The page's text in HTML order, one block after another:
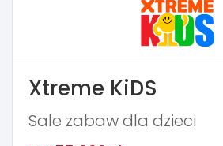
Xtreme KiDS
Sale zabaw dla dzieci